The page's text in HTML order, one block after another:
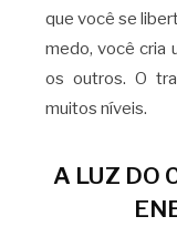
que você se
medo, você cria
os outros. O
muitos níveis.
A LUZ DO